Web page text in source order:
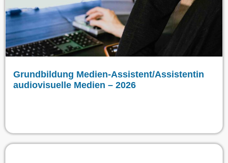
Grundbildung Medien-Assistent/Assistentin
audiovisuelle Medien – 2026